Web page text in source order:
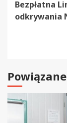
Bezpłatna
odkrywania